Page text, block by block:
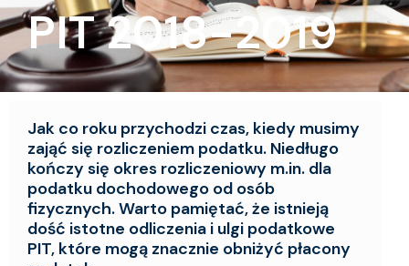
PIT 2018-2019
Jak co roku przychodzi czas, kiedy musimy
zająć się rozliczeniem podatku. Niedługo
kończy się okres rozliczeniowy m.in. dla
podatku dochodowego od osób
fizycznych. Warto pamiętać, że istnieją
dość istotne odliczenia i ulgi podatkowe
PIT, które mogą znacznie obniżyć płacony